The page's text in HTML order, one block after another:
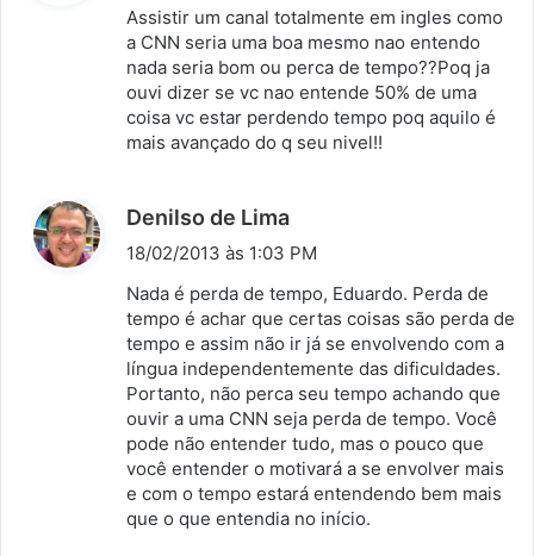
s
e
:
Assistir um canal totalmente em ingles como
a CNN seria uma boa mesmo nao entendo
nada seria bom ou perca de tempo??Poq ja
ouvi dizer se vc nao entende 50% de uma
coisa vc estar perdendo tempo poq aquilo é
mais avançado do q seu nivel!!
Denilso de Lima
i
s
e
:
18/02/2013 às 1:03 PM
Nada é perda de tempo, Eduardo. Perda de
tempo é achar que certas coisas são perda de
tempo e assim não ir já se envolvendo com a
língua independentemente das dificuldades.
Portanto, não perca seu tempo achando que
ouvir a uma CNN seja perda de tempo. Você
pode não entender tudo, mas o pouco que
você entender o motivará a se envolver mais
e com o tempo estará entendendo bem mais
que o que entendia no início.